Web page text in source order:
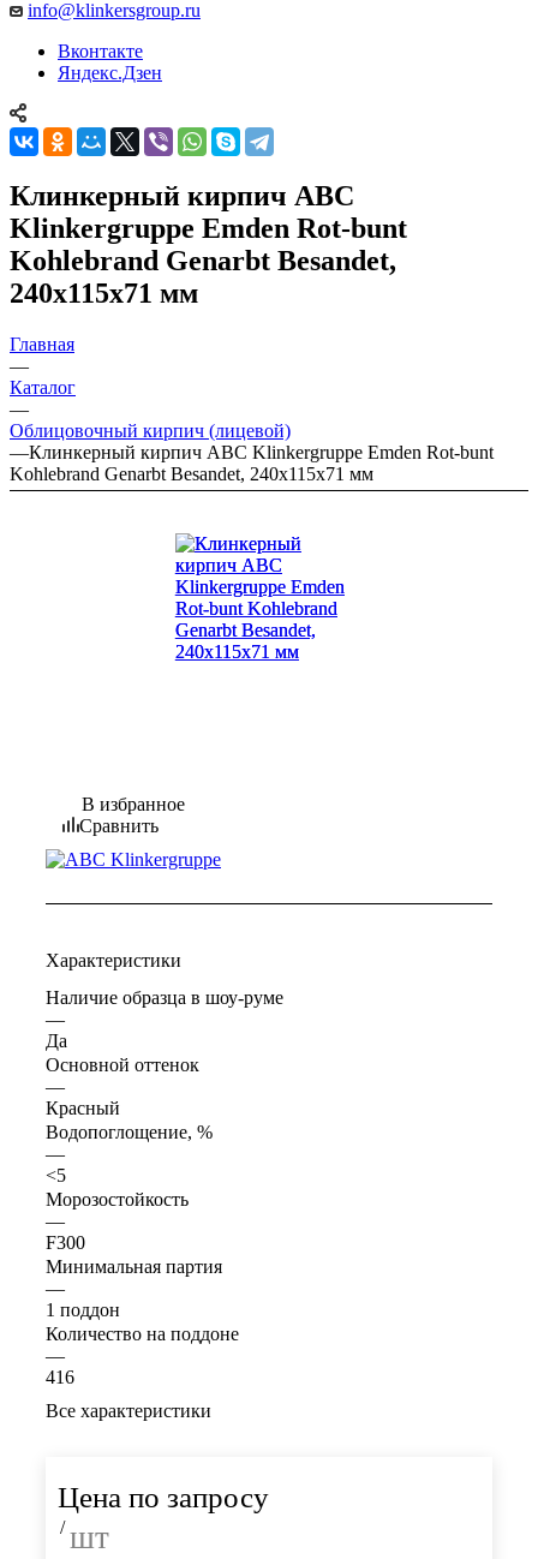
info@klinkersgroup.ru
Вконтакте
Яндекс.Дзен
Клинкерный кирпич ABC
Klinkergruppe Emden Rot-bunt
Kohlebrand Genarbt Besandet,
240х115х71 мм
Главная
—
Каталог
—
Облицовочный кирпич (лицевой)
—Клинкерный кирпич ABC Klinkergruppe Emden Rot-bunt
Kohlebrand Genarbt Besandet, 240х115х71 мм
В избранное
Сравнить
Характеристики
Наличие образца в шоу-руме
—
Да
Основной оттенок
—
Красный
Водопоглощение, %
—
<5
Морозостойкость
—
F300
Минимальная партия
—
1 поддон
Количество на поддоне
—
416
Все характеристики
Цена по запросу
/ шт